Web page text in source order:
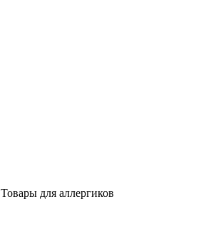
Товары для аллергиков